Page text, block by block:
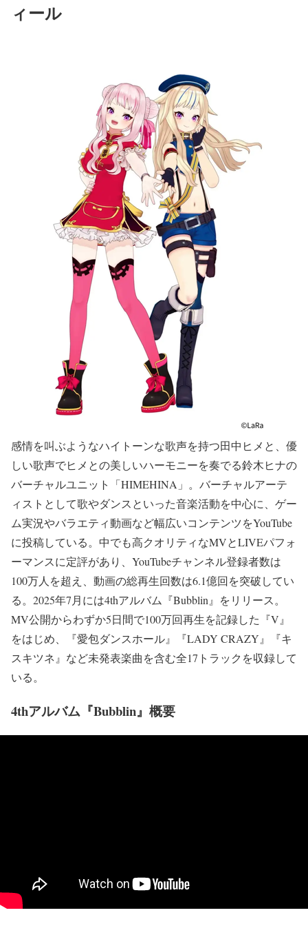
ィール
感情を叫ぶようなハイトーンな歌声を持つ田中ヒメと、優
しい歌声でヒメとの美しいハーモニーを奏でる鈴木ヒナの
バーチャルユニット「HIMEHINA」。バーチャルアーテ
ィストとして歌やダンスといった音楽活動を中心に、ゲー
ム実況やバラエティ動画など幅広いコンテンツをYouTube
に投稿している。中でも高クオリティなMVとLIVEパフォ
ーマンスに定評があり、YouTubeチャンネル登録者数は
100万人を超え、動画の総再生回数は6.1億回を突破してい
る。2025年7月には4thアルバム『Bubblin』をリリース。
MV公開からわずか5日間で100万回再生を記録した『V』
をはじめ、『愛包ダンスホール』『LADY CRAZY』『キ
スキツネ』など未発表楽曲を含む全17トラックを収録して
いる。
4thアルバム『Bubblin』概要